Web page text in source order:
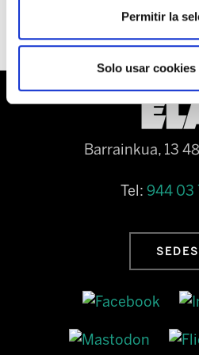
Permitir la
Solo usar cookies
Barrainkua, 13
Tel: 944 03
SEDES